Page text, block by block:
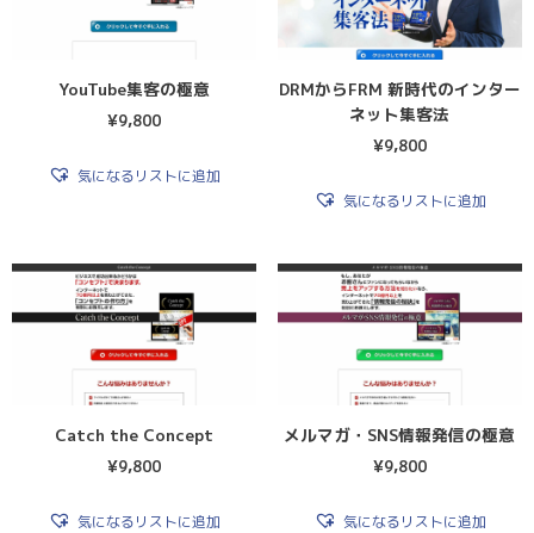
YouTube集客の極意
¥9,800
気になるリストに追加
DRMからFRM 新時代のインター
ネット集客法
¥9,800
気になるリストに追加
Catch the Concept
¥9,800
気になるリストに追加
メルマガ・SNS情報発信の極意
¥9,800
気になるリストに追加